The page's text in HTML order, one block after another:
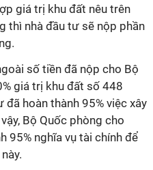
giá trị khu đất nêu trên
thì nhà đầu tư sẽ nộp phần
số tiền đã nộp cho Bộ
giá trị khu đất số 448
đã hoàn thành 95% việc xây
Bộ Quốc phòng cho
95% nghĩa vụ tài chính để